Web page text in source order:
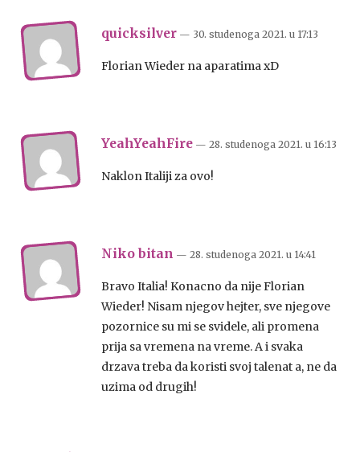
quicksilver — 30. studenoga 2021. u 17:13
Florian Wieder na aparatima xD
YeahYeahFire — 28. studenoga 2021. u 16:13
Naklon Italiji za ovo!
Niko bitan — 28. studenoga 2021. u 14:41
Bravo Italia! Konacno da nije Florian
Wieder! Nisam njegov hejter, sve njegove
pozornice su mi se svidele, ali promena
prija sa vremena na vreme. A i svaka
drzava treba da koristi svoj talenat a, ne da
uzima od drugih!